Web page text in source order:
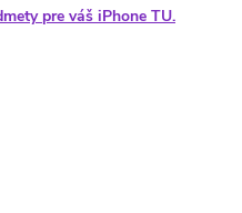
pre váš iPhone TU.